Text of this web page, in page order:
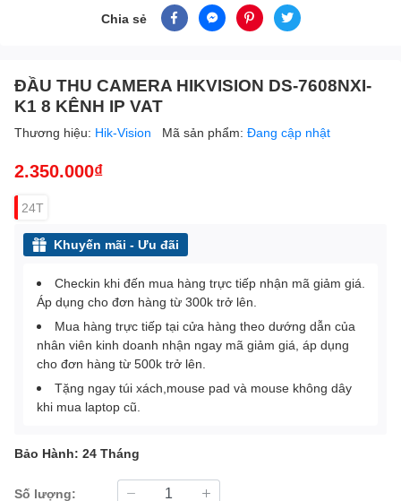
Chia sẻ
ĐẦU THU CAMERA HIKVISION DS-7608NXI-
K1 8 KÊNH IP VAT
Thương hiệu: Hik-Vision Mã sản phẩm: Đang cập nhật
2.350.000₫
24T
Khuyến mãi - Ưu đãi
Checkin khi đến mua hàng trực tiếp nhận mã giảm giá.
Áp dụng cho đơn hàng từ 300k trở lên.
Mua hàng trực tiếp tại cửa hàng theo dướng dẫn của
nhân viên kinh doanh nhận ngay mã giảm giá, áp dụng
cho đơn hàng từ 500k trở lên.
Tặng ngay túi xách,mouse pad và mouse không dây
khi mua laptop cũ.
Bảo Hành: 24 Tháng
Số lượng: